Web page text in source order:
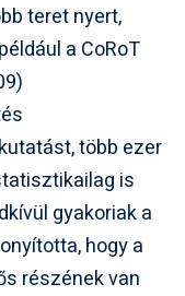
teret nyert,
a CoRoT
több ezer
is
gyakoriak a
hogy a
részének van